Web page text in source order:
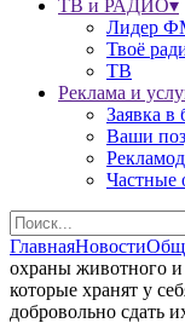
ТВ и РАДИО▾
Лидер
Твоё
ТВ
Реклама и
Заявка в
Ваши
Частные
ГлавнаяНовости
охраны животного и
которые хранят у
добровольно сдать